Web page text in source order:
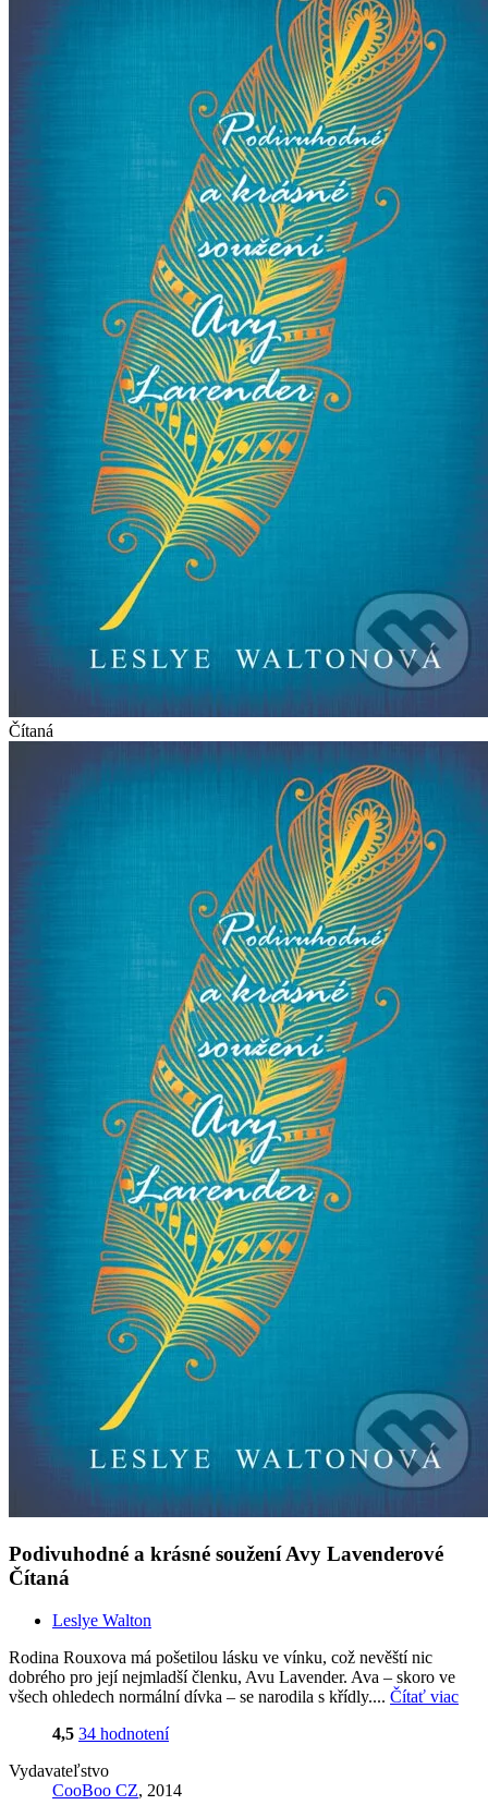
Čítaná
Podivuhodné a krásné soužení Avy Lavenderové
Čítaná
Leslye Walton
Rodina Rouxova má pošetilou lásku ve vínku, což nevěští nic
dobrého pro její nejmladší členku, Avu Lavender. Ava – skoro ve
všech ohledech normální dívka – se narodila s křídly.... Čítať viac
4,5 34 hodnotení
Vydavateľstvo
CooBoo CZ, 2014